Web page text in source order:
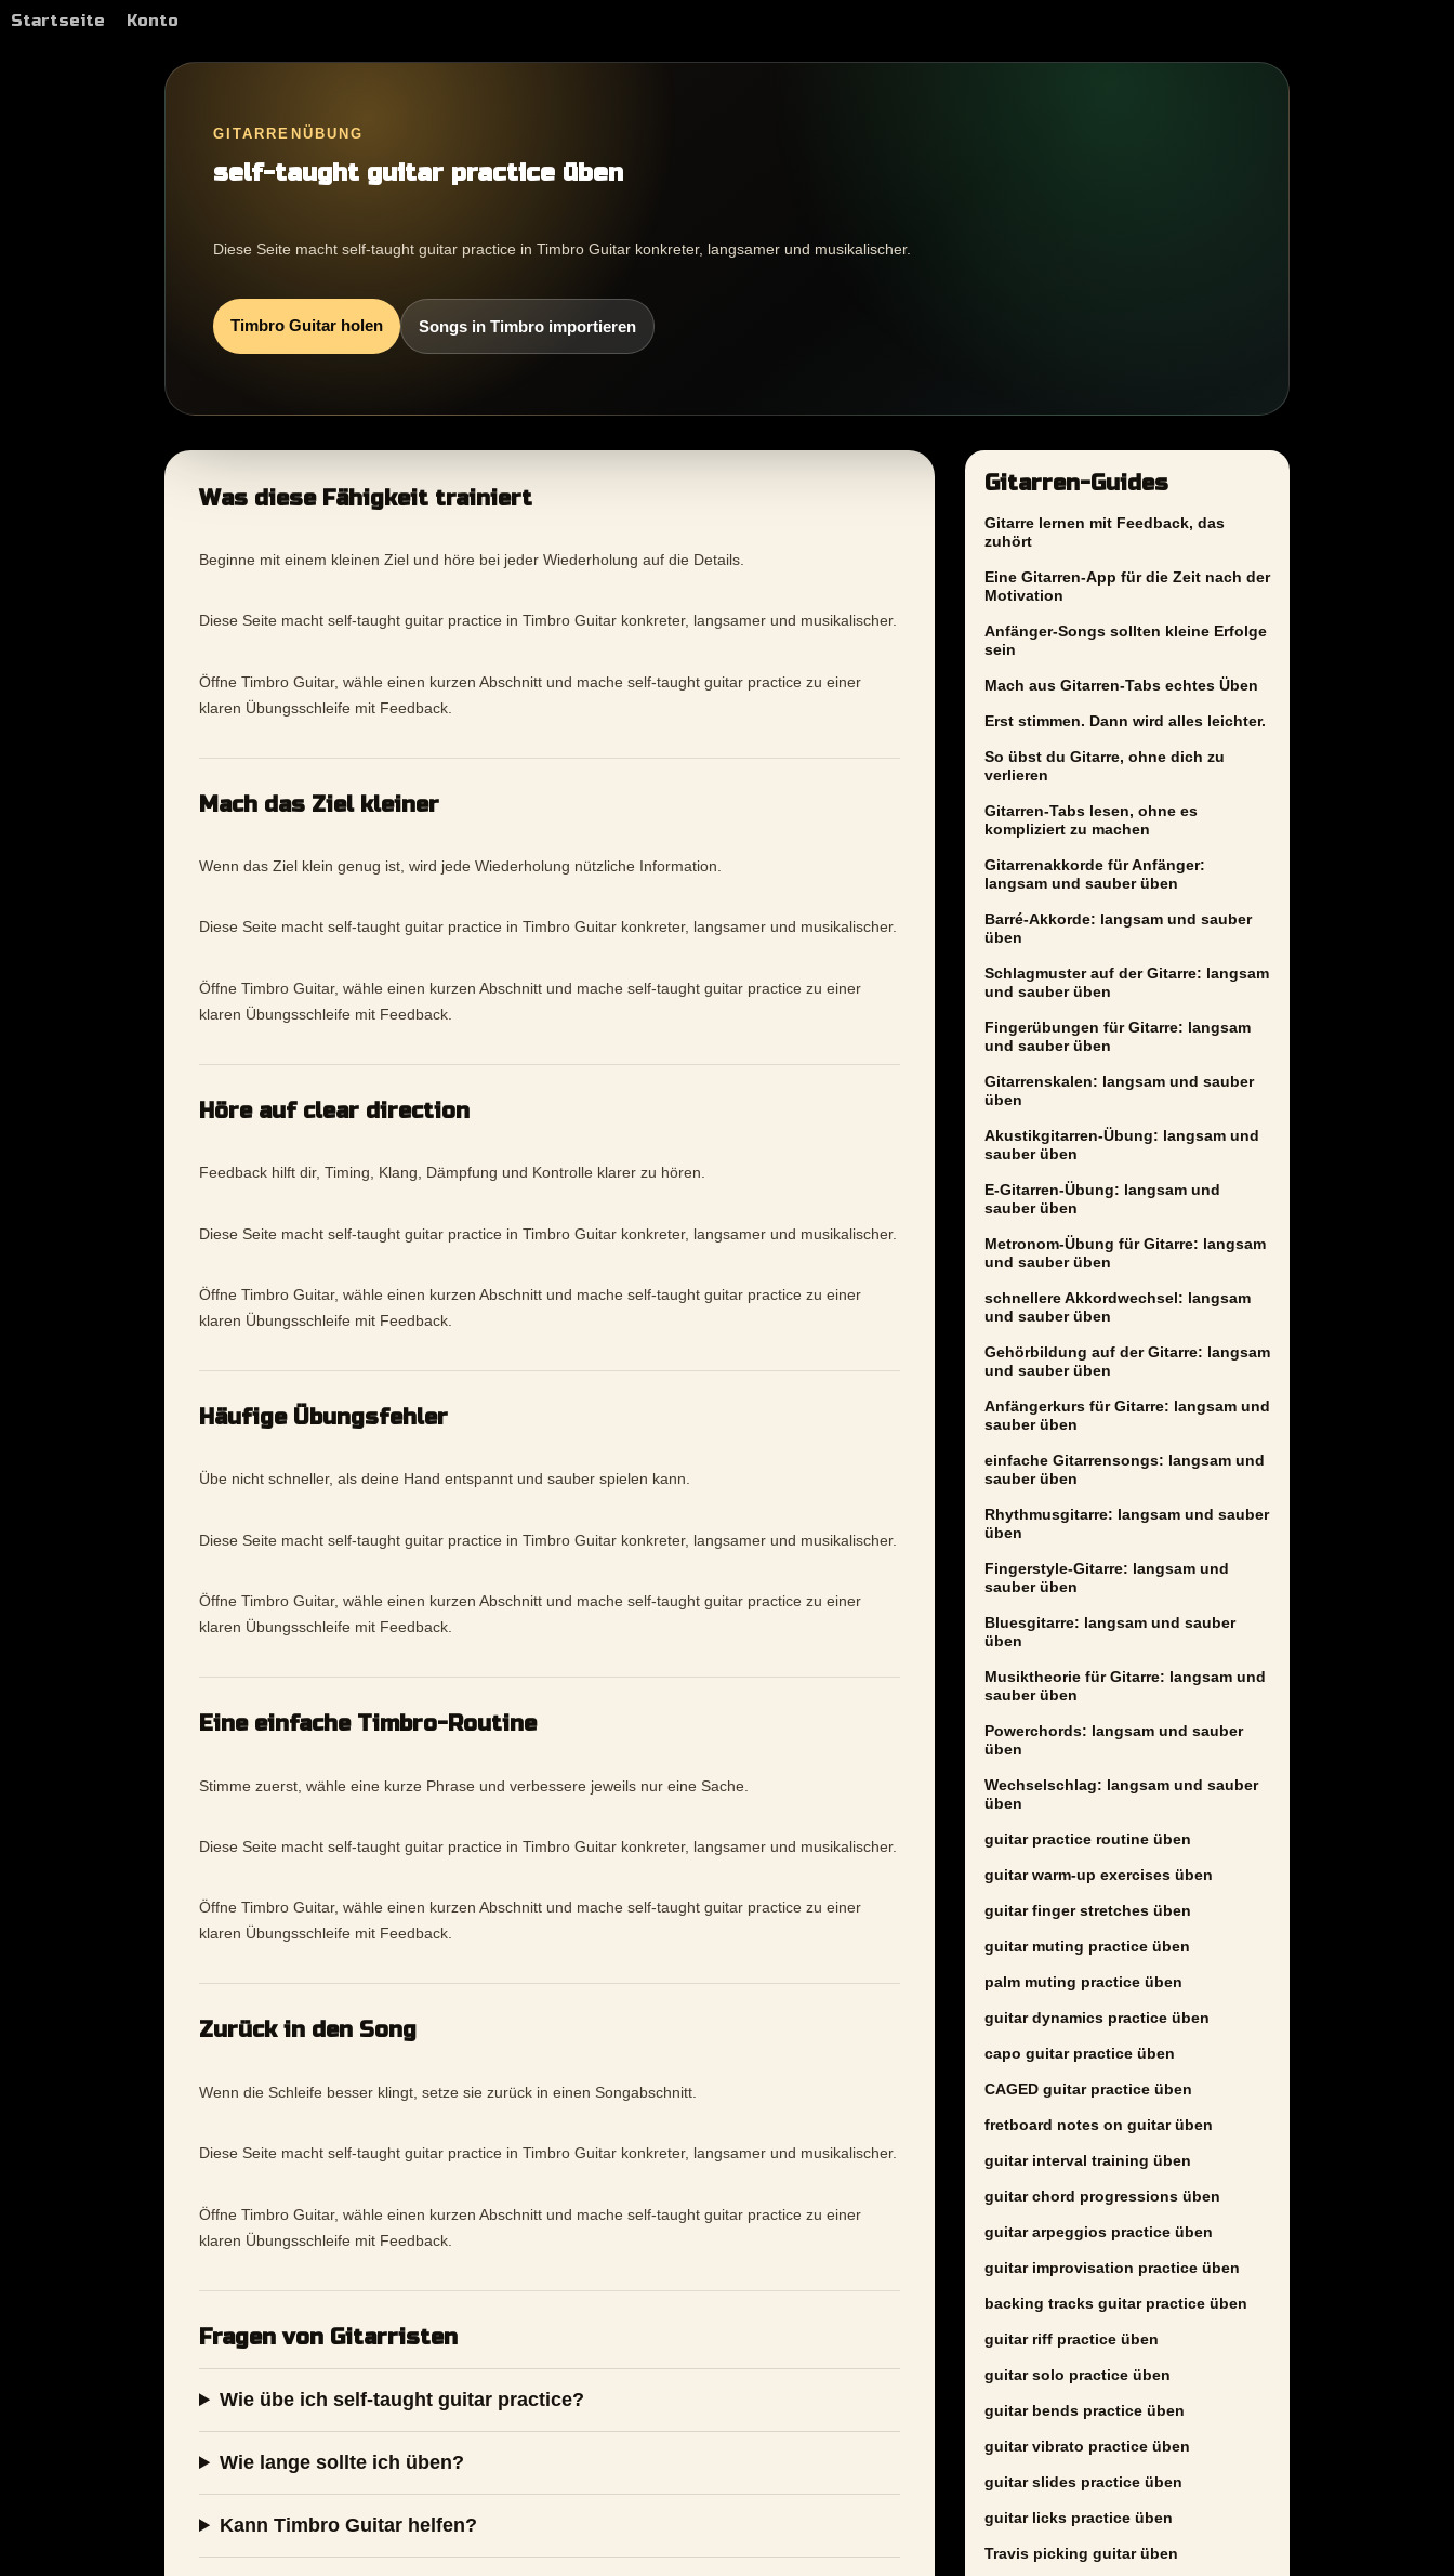
Startseite Konto
GITARRENÜBUNG
self-taught guitar practice üben
Diese Seite macht self-taught guitar practice in Timbro Guitar konkreter, langsamer und musikalischer.
Timbro Guitar holen Songs in Timbro importieren
Was diese Fähigkeit trainiert
Beginne mit einem kleinen Ziel und höre bei jeder Wiederholung auf die Details.
Diese Seite macht self-taught guitar practice in Timbro Guitar konkreter, langsamer und musikalischer.
Öffne Timbro Guitar, wähle einen kurzen Abschnitt und mache self-taught guitar practice zu einer
klaren Übungsschleife mit Feedback.
Mach das Ziel kleiner
Wenn das Ziel klein genug ist, wird jede Wiederholung nützliche Information.
Diese Seite macht self-taught guitar practice in Timbro Guitar konkreter, langsamer und musikalischer.
Öffne Timbro Guitar, wähle einen kurzen Abschnitt und mache self-taught guitar practice zu einer
klaren Übungsschleife mit Feedback.
Höre auf clear direction
Feedback hilft dir, Timing, Klang, Dämpfung und Kontrolle klarer zu hören.
Diese Seite macht self-taught guitar practice in Timbro Guitar konkreter, langsamer und musikalischer.
Öffne Timbro Guitar, wähle einen kurzen Abschnitt und mache self-taught guitar practice zu einer
klaren Übungsschleife mit Feedback.
Häufige Übungsfehler
Übe nicht schneller, als deine Hand entspannt und sauber spielen kann.
Diese Seite macht self-taught guitar practice in Timbro Guitar konkreter, langsamer und musikalischer.
Öffne Timbro Guitar, wähle einen kurzen Abschnitt und mache self-taught guitar practice zu einer
klaren Übungsschleife mit Feedback.
Eine einfache Timbro-Routine
Stimme zuerst, wähle eine kurze Phrase und verbessere jeweils nur eine Sache.
Diese Seite macht self-taught guitar practice in Timbro Guitar konkreter, langsamer und musikalischer.
Öffne Timbro Guitar, wähle einen kurzen Abschnitt und mache self-taught guitar practice zu einer
klaren Übungsschleife mit Feedback.
Zurück in den Song
Wenn die Schleife besser klingt, setze sie zurück in einen Songabschnitt.
Diese Seite macht self-taught guitar practice in Timbro Guitar konkreter, langsamer und musikalischer.
Öffne Timbro Guitar, wähle einen kurzen Abschnitt und mache self-taught guitar practice zu einer
klaren Übungsschleife mit Feedback.
Fragen von Gitarristen
Wie übe ich self-taught guitar practice?
Wie lange sollte ich üben?
Kann Timbro Guitar helfen?
Gitarren-Guides
Gitarre lernen mit Feedback, das
zuhört
Eine Gitarren-App für die Zeit nach der
Motivation
Anfänger-Songs sollten kleine Erfolge
sein
Mach aus Gitarren-Tabs echtes Üben
Erst stimmen. Dann wird alles leichter.
So übst du Gitarre, ohne dich zu
verlieren
Gitarren-Tabs lesen, ohne es
kompliziert zu machen
Gitarrenakkorde für Anfänger:
langsam und sauber üben
Barré-Akkorde: langsam und sauber
üben
Schlagmuster auf der Gitarre: langsam
und sauber üben
Fingerübungen für Gitarre: langsam
und sauber üben
Gitarrenskalen: langsam und sauber
üben
Akustikgitarren-Übung: langsam und
sauber üben
E-Gitarren-Übung: langsam und
sauber üben
Metronom-Übung für Gitarre: langsam
und sauber üben
schnellere Akkordwechsel: langsam
und sauber üben
Gehörbildung auf der Gitarre: langsam
und sauber üben
Anfängerkurs für Gitarre: langsam und
sauber üben
einfache Gitarrensongs: langsam und
sauber üben
Rhythmusgitarre: langsam und sauber
üben
Fingerstyle-Gitarre: langsam und
sauber üben
Bluesgitarre: langsam und sauber
üben
Musiktheorie für Gitarre: langsam und
sauber üben
Powerchords: langsam und sauber
üben
Wechselschlag: langsam und sauber
üben
guitar practice routine üben
guitar warm-up exercises üben
guitar finger stretches üben
guitar muting practice üben
palm muting practice üben
guitar dynamics practice üben
capo guitar practice üben
CAGED guitar practice üben
fretboard notes on guitar üben
guitar interval training üben
guitar chord progressions üben
guitar arpeggios practice üben
guitar improvisation practice üben
backing tracks guitar practice üben
guitar riff practice üben
guitar solo practice üben
guitar bends practice üben
guitar vibrato practice üben
guitar slides practice üben
guitar licks practice üben
Travis picking guitar üben